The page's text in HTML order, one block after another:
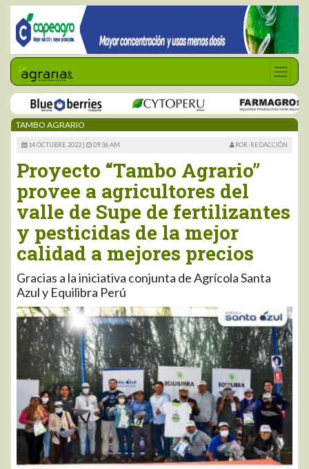
TAMBO AGRARIO
14 OCTUBRE 2022 | 09:36 AM POR: REDACCIÓN
Proyecto “Tambo Agrario”
provee a agricultores del
valle de Supe de fertilizantes
y pesticidas de la mejor
calidad a mejores precios
Gracias a la iniciativa conjunta de Agrícola Santa
Azul y Equilibra Perú